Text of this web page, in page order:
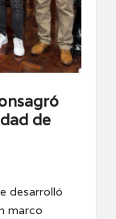
de
desarrolló
marco